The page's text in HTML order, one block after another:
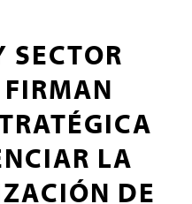
SECTOR
LA
DE